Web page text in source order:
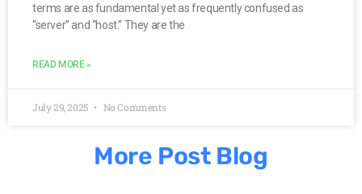
terms are as fundamental yet as frequently confused as
“server” and “host.” They are the
READ MORE »
July 29, 2025 No Comments
More Post Blog